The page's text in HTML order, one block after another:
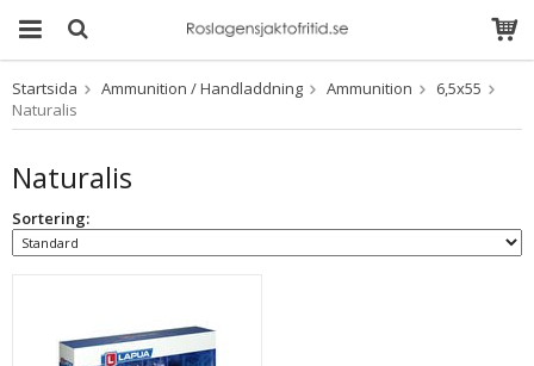
Produkten har blivit
Startsida Ammunition / Handladdning Ammunition
6,5x55
Naturalis
Naturalis
Sortering: